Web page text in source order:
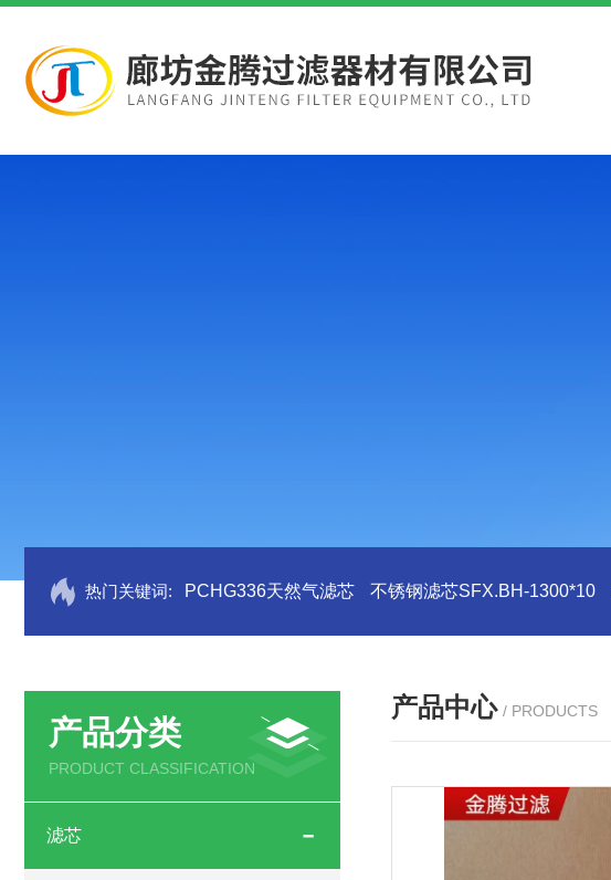
热门关键词: PCHG336天然气滤芯 不锈钢滤芯SFX.BH-1300*10
产品分类
PRODUCT CLASSIFICATION
滤芯
产品中心 / PRODUCTS